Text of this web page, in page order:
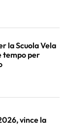
la Scuola Vela
tempo per
vince la